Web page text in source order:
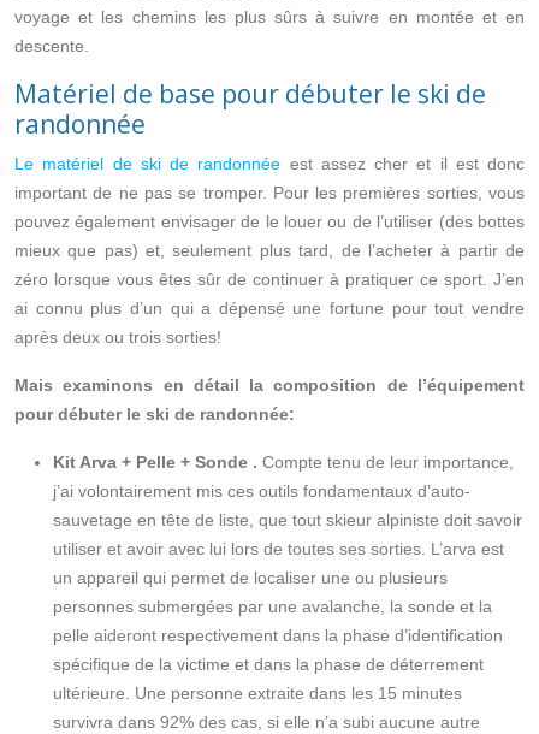
voyage et les chemins les plus sûrs à suivre en montée et en
descente.
Matériel de base pour débuter le ski de
randonnée
Le matériel de ski de randonnée est assez cher et il est donc
important de ne pas se tromper. Pour les premières sorties, vous
pouvez également envisager de le louer ou de l’utiliser (des bottes
mieux que pas) et, seulement plus tard, de l’acheter à partir de
zéro lorsque vous êtes sûr de continuer à pratiquer ce sport. J’en
ai connu plus d’un qui a dépensé une fortune pour tout vendre
après deux ou trois sorties!
Mais examinons en détail la composition de l’équipement
pour débuter le ski de randonnée:
Kit Arva + Pelle + Sonde . Compte tenu de leur importance,
j’ai volontairement mis ces outils fondamentaux d’auto-
sauvetage en tête de liste, que tout skieur alpiniste doit savoir
utiliser et avoir avec lui lors de toutes ses sorties. L’arva est
un appareil qui permet de localiser une ou plusieurs
personnes submergées par une avalanche, la sonde et la
pelle aideront respectivement dans la phase d’identification
spécifique de la victime et dans la phase de déterrement
ultérieure. Une personne extraite dans les 15 minutes
survivra dans 92% des cas, si elle n’a subi aucune autre